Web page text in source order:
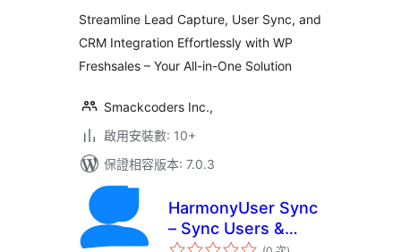
數
Streamline Lead Capture, User Sync, and
CRM Integration Effortlessly with WP
Freshsales – Your All-in-One Solution
Smackcoders Inc.,
啟用安裝數: 10+
保證相容版本: 7.0.3
HarmonyUser Sync
– Sync Users &
評